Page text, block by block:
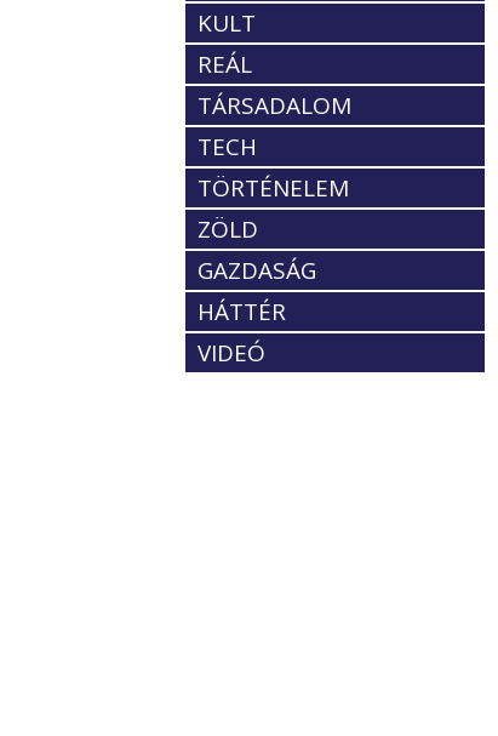
KULT
REÁL
TÁRSADALOM
TECH
TÖRTÉNELEM
ZÖLD
GAZDASÁG
HÁTTÉR
VIDEÓ